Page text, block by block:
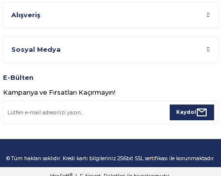
Alışveriş
Sosyal Medya
E-Bülten
Kampanya ve Fırsatları Kaçırmayın!
Kaydol
© Tüm hakları saklıdır. Kredi kartı bilgileriniz 256bit SSL sertifikası ile korunmaktadır.
®